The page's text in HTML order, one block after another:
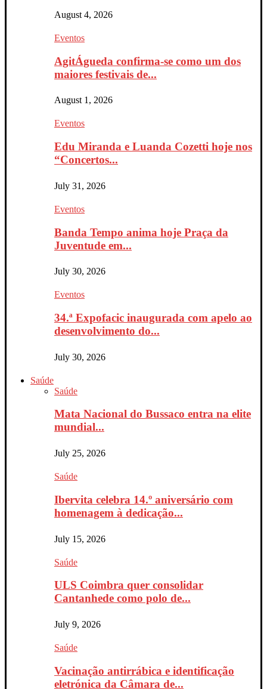
August 4, 2026
Eventos
AgitÁgueda confirma-se como um dos
maiores festivais de...
August 1, 2026
Eventos
Edu Miranda e Luanda Cozetti hoje nos
“Concertos...
July 31, 2026
Eventos
Banda Tempo anima hoje Praça da
Juventude em...
July 30, 2026
Eventos
34.ª Expofacic inaugurada com apelo ao
desenvolvimento do...
July 30, 2026
Saúde
Saúde
Mata Nacional do Bussaco entra na elite
mundial...
July 25, 2026
Saúde
Ibervita celebra 14.º aniversário com
homenagem à dedicação...
July 15, 2026
Saúde
ULS Coimbra quer consolidar
Cantanhede como polo de...
July 9, 2026
Saúde
Vacinação antirrábica e identificação
eletrónica da Câmara de...